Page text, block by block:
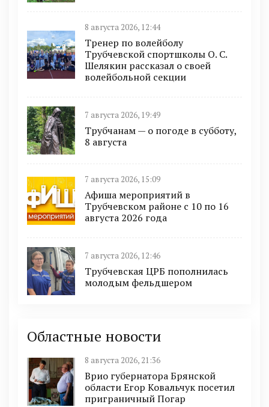
8 августа 2026, 12:44
Тренер по волейболу
Трубчевской спортшколы О. С.
Шелякин рассказал о своей
волейбольной секции
7 августа 2026, 19:49
Трубчанам — о погоде в субботу,
8 августа
7 августа 2026, 15:09
Афиша мероприятий в
Трубчевском районе с 10 по 16
августа 2026 года
7 августа 2026, 12:46
Трубчевская ЦРБ пополнилась
молодым фельдшером
Областные новости
8 августа 2026, 21:36
Врио губернатора Брянской
области Егор Ковальчук посетил
приграничный Погар